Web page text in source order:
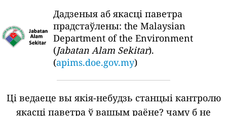
Дадзеныя аб якасці паветра
прадстаўлены: the Malaysian
Department of the Environment
(Jabatan Alam Sekitar).
(apims.doe.gov.my)
Ці ведаеце вы якія-небудзь станцыі кантролю
якасці паветра ў вашым раёне? чаму б не